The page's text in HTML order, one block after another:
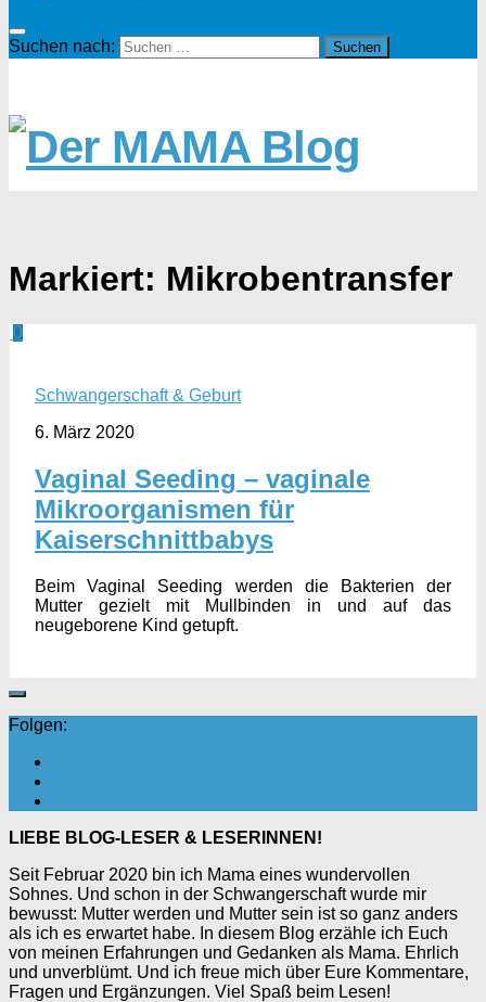
Suchen nach:
Markiert: Mikrobentransfer
0
Schwangerschaft & Geburt
6. März 2020
Vaginal Seeding – vaginale
Mikroorganismen für
Kaiserschnittbabys
Beim Vaginal Seeding werden die Bakterien der
Mutter gezielt mit Mullbinden in und auf das
neugeborene Kind getupft.
Folgen:
LIEBE BLOG-LESER & LESERINNEN!
Seit Februar 2020 bin ich Mama eines wundervollen
Sohnes. Und schon in der Schwangerschaft wurde mir
bewusst: Mutter werden und Mutter sein ist so ganz anders
als ich es erwartet habe. In diesem Blog erzähle ich Euch
von meinen Erfahrungen und Gedanken als Mama. Ehrlich
und unverblümt. Und ich freue mich über Eure Kommentare,
Fragen und Ergänzungen. Viel Spaß beim Lesen!